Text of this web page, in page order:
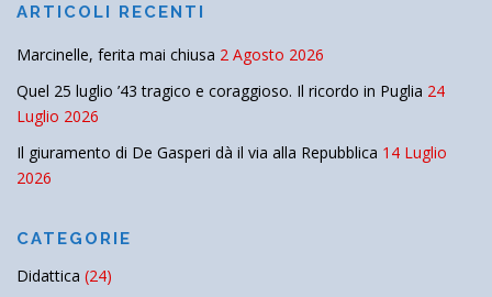
ARTICOLI RECENTI
Marcinelle, ferita mai chiusa 2 Agosto 2026
Quel 25 luglio ’43 tragico e coraggioso. Il ricordo in Puglia 24
Luglio 2026
Il giuramento di De Gasperi dà il via alla Repubblica 14 Luglio
2026
CATEGORIE
Didattica (24)